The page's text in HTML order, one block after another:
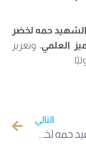
حمه لخضر
العلمي، وتعزيز
التالي